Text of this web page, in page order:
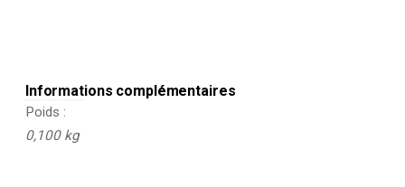
Informations complémentaires
Poids
0,100 kg